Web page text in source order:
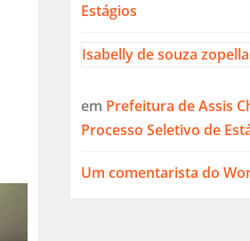
Estágios
Isabelly de souza
em Prefeitura de Assis
Processo Seletivo de
Um comentarista do